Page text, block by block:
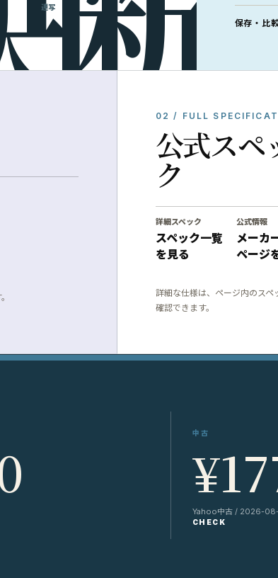
連写
保存・比
02 / FULL
公式スペ
ク
詳細スペック
スペック一覧
を見る
公式情報
メーカ
ページ
詳細な仕様は、ページ内のスペ
確認できます。
中古
Yahoo中古 / 2026-
CHECK